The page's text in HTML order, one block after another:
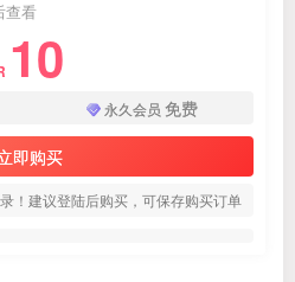
查看
10
永久会员 免费
即购买
！建议登陆后购买，可保存购买订单